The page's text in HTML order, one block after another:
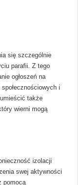
się szczególnie
parafii. Z tego
ogłoszeń na
i
także
wierni mogą
izolacji
swej aktywności
pomocą